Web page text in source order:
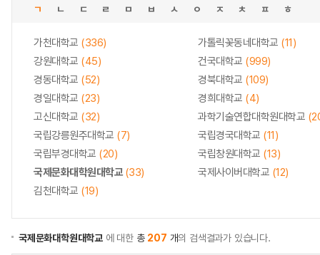
ㄱ ㄴ ㄷ ㄹ ㅁ ㅂ ㅅ ㅇ ㅈ ㅊ ㅍ ㅎ
가천대학교 (336) 가톨릭꽃동네대학교 (11)
강원대학교 (45) 건국대학교 (999)
경동대학교 (52) 경북대학교 (109)
경일대학교 (23) 경희대학교 (4)
고신대학교 (32) 과학기술연합대학원대학교
국립강릉원주대학교 (7) 국립경국대학교 (11)
국립부경대학교 (20) 국립창원대학교 (13)
국제문화대학원대학교(33) 국제사이버대학교 (12)
김천대학교 (19)
국제문화대학원대학교 에 대한 총 207 개의 검색결과가 있습니다.